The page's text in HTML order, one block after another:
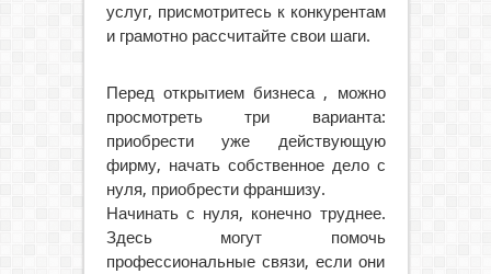
услуг, присмотритесь к конкурентам
и грамотно рассчитайте свои шаги.
Перед открытием бизнеса , можно
просмотреть три варианта:
приобрести уже действующую
фирму, начать собственное дело с
нуля, приобрести франшизу.
Начинать с нуля, конечно труднее.
Здесь могут помочь
профессиональные связи, если они